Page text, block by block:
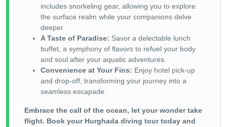
includes snorkeling gear, allowing you to explore
the surface realm while your companions delve
deeper.
A Taste of Paradise: Savor a delectable lunch
buffet, a symphony of flavors to refuel your body
and soul after your aquatic adventures.
Convenience at Your Fins: Enjoy hotel pick-up
and drop-off, transforming your journey into a
seamless escapade.
Embrace the call of the ocean, let your wonder take
flight. Book your Hurghada diving tour today and